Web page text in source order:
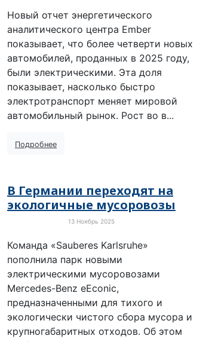
Новый отчет энергетического
аналитического центра Ember
показывает, что более четверти новых
автомобилей, проданных в 2025 году,
были электрическими. Эта доля
показывает, насколько быстро
электротранспорт меняет мировой
автомобильный рынок. Рост во в...
Подробнее
В Германии переходят на
экологичные мусоровозы
13 Ноябрь 2025
Команда «Sauberes Karlsruhe»
пополнила парк новыми
электрическими мусоровозами
Mercedes-Benz eEconic,
предназначенными для тихого и
экологически чистого сбора мусора и
крупногабаритных отходов. Об этом